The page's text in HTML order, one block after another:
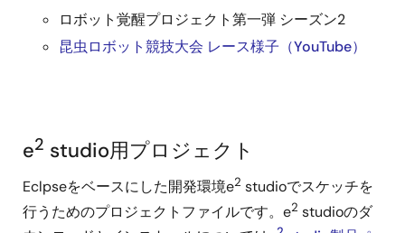
ロボット覚醒プロジェクト第一弾 シーズン2
昆虫ロボット競技大会 レース様子（YouTube）
e2 studio用プロジェクト
Eclpseをベースにした開発環境e2 studioでスケッチを
行うためのプロジェクトファイルです。e2 studioのダ